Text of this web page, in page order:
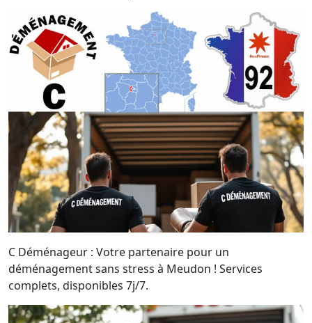
C Déménageur : Votre partenaire pour un
déménagement sans stress à Meudon ! Services
complets, disponibles 7j/7.